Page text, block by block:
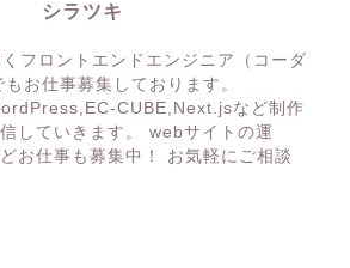
シラツキ
フロントエンドエンジニア（コーダ
もお仕事募集しております。
CUBE,Next.jsなど制作
していきます。 webサイトの運
お仕事も募集中！ お気軽にご相談